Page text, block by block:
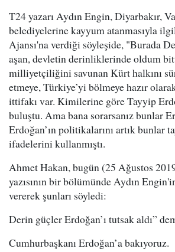
T24 yazarı Aydın Engin, Diyarbakır,
belediyelerine kayyum atanmasıyla
Ajansı'na verdiği söyleşide, "Burada
aşan, devletin derinliklerinde oldum
milliyetçiliğini savunan Kürt halkını
etmeye, Türkiye’yi bölmeye hazır
ittifakı var. Kimilerine göre Tayyip
buluştu. Ama bana sorarsanız bunlar
Erdoğan’ın politikalarını artık bunlar
ifadelerini kullanmıştı.
Ahmet Hakan, bugün (25 Ağustos
yazısının bir bölümünde Aydın
vererek şunları söyledi:
Derin güçler Erdoğan’ı tutsak aldı”
Cumhurbaşkanı Erdoğan’a bakıyoruz.